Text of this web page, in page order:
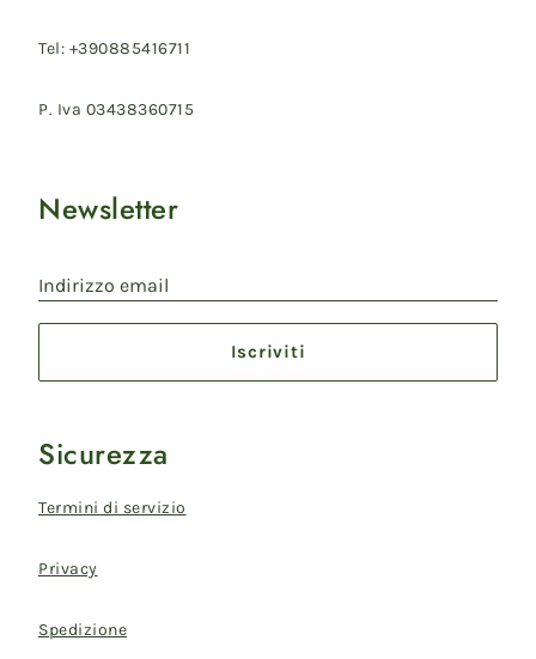
Tel: +390885416711
P. Iva 03438360715
Newsletter
Indirizzo email
Iscriviti
Sicurezza
Termini di servizio
Privacy
Spedizione